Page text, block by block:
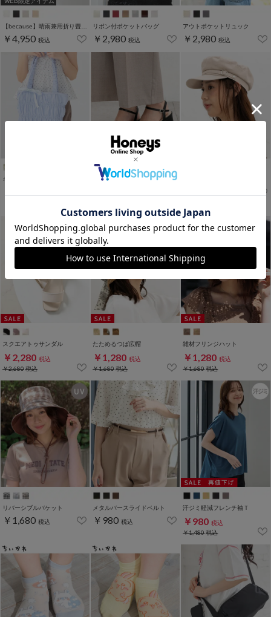
￥4,950 税込
リボン付ポケットバッグ
￥2,980 税込
アウトポケットリュック
￥2,980 税込
ギャザートート ナローストラップサンダル
￥1,980 税込
スクエアトゥサンダル
￥2,280 税込
￥2,680税込
たためるつば広帽
￥1,280 税込
￥1,680税込
雑材フリンジハット
￥1,280 税込
￥1,680税込
リバーシブルバケット
￥1,680 税込
メタルバースライドベルト
￥980 税込
汗ジミ軽減フレンチ袖Ｔ
￥980 税込
￥1,480税込